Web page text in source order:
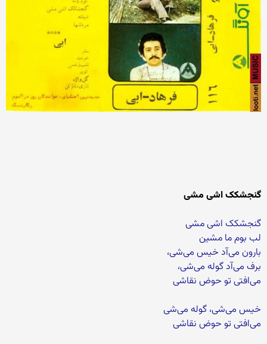
گنجشکک اشی مشی
گنجشکک اشی مشی
لب بوم ما مشین
بارون می‌آد خیس می‌شی،
برف می‌آد گوله می‌شی،
می‌افتی تو حوض نقاشی
خیس می‌شی، گوله می‌شی
می‌افتی تو حوض نقاشی